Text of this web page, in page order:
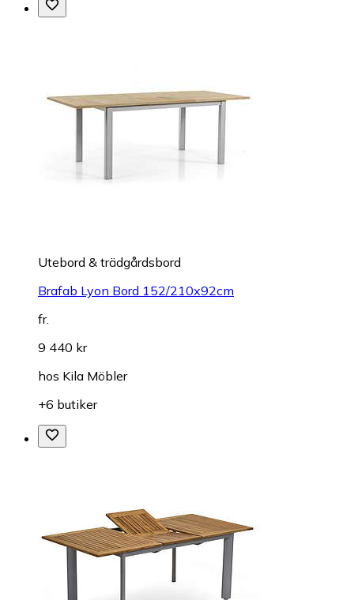
Utebord & trädgårdsbord
Brafab Lyon Bord 152/210x92cm
fr.
9 440 kr
hos Kila Möbler
+6 butiker